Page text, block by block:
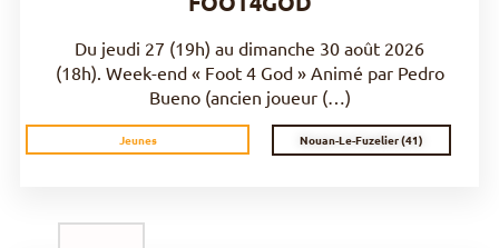
Du jeudi 27 (19h) au dimanche 30 août 2026
(18h). Week-end « Foot 4 God » Animé par Pedro
Bueno (ancien joueur (…)
Jeunes Nouan-Le-Fuzelier (41)